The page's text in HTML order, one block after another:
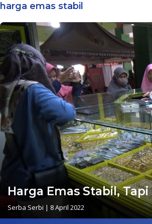
harga emas stabil
Harga Emas Stabil,
Serba Serbi | 8 April 2022